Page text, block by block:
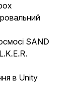
SAND
в Unity